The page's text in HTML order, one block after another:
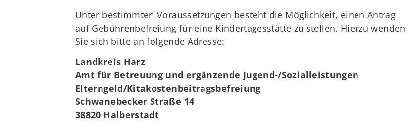
Unter bestimmten Voraussetzungen besteht die Möglichkeit, einen Antrag
auf Gebührenbefreiung für eine Kindertagesstätte zu stellen. Hierzu wenden
Sie sich bitte an folgende Adresse:
Landkreis Harz
Amt für Betreuung und ergänzende Jugend-/Sozialleistungen
Elterngeld/Kitakostenbeitragsbefreiung
Schwanebecker Straße 14
38820 Halberstadt